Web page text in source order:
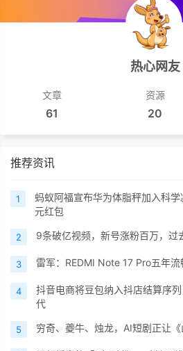
热心网友
文章
61
资源
20
推荐资讯
1
蚂蚁阿福宣布华为体脂秤加入科
元红包
2 9条破亿视频，新号涨粉百万，过
3 雷军：REDMI Note 17 Pro五年流
4
抖音电商将豆包纳入抖店结算序
代
5 穷奇、夔牛、烛龙，AI短剧正让